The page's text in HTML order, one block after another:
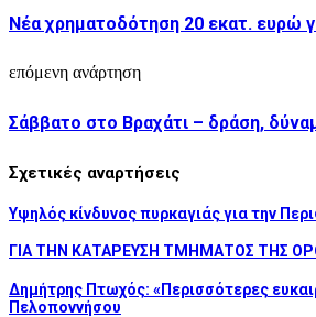
Νέα χρηματοδότηση 20 εκατ. ευρώ
επόμενη ανάρτηση
Σάββατο στο Βραχάτι – δράση,
Σχετικές αναρτήσεις
Υψηλός κίνδυνος πυρκαγιάς για την
ΓΙΑ ΤΗΝ ΚΑΤΑΡΕΥΣΗ ΤΜΗΜΑΤΟΣ ΤΗΣ
Δημήτρης Πτωχός: «Περισσότερες
Πελοποννήσου